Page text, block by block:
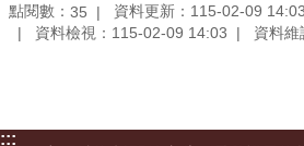
點閱數： 35
資料更新：115-02-09 14:03
資料檢視：115-02-09 14:03
資料維
:::